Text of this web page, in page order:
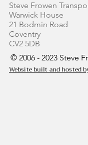
Steve Frowen
Warwick House
21 Bodmin Road
Coventry
CV2 5DB
© 2006 - 2023 Steve
Website built and hosted